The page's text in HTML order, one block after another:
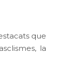
que
la